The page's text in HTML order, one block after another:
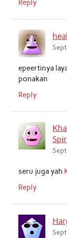
Reply
epeertinya
ponakan
Reply
seru juga yah
Reply